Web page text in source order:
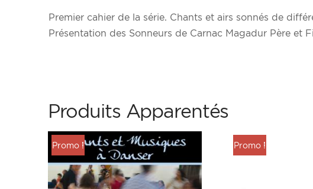
Premier cahier de la série. Chants et airs sonnés de
Présentation des Sonneurs de Carnac Magadur Père et
Produits Apparentés
Promo ! Promo !